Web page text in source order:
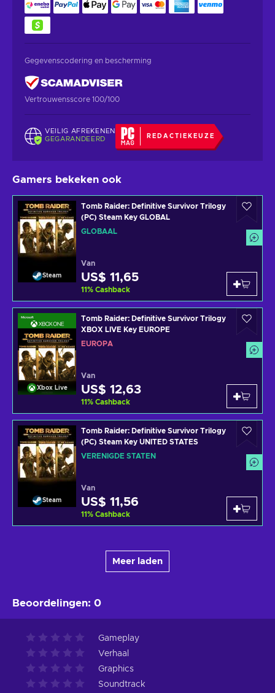
Gegevenscodering en bescherming
Vertrouwensscore 100/100
VEILIG AFREKENEN
GEGARANDEERD
REDACTIEKEUZE
Gamers bekeken ook
Steam
Tomb Raider: Definitive Survivor Trilogy
(PC) Steam Key GLOBAL
GLOBAAL
Van
US$ 11,65
11% Cashback
Xbox Live
Tomb Raider: Definitive Survivor Trilogy
XBOX LIVE Key EUROPE
EUROPA
Van
US$ 12,63
11% Cashback
Steam
Tomb Raider: Definitive Survivor Trilogy
(PC) Steam Key UNITED STATES
VERENIGDE STATEN
Van
US$ 11,56
11% Cashback
Meer laden
Beoordelingen: 0
Gameplay
Verhaal
Graphics
Soundtrack